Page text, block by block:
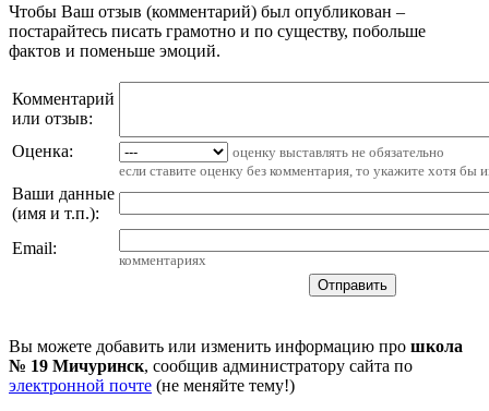
Чтобы Ваш отзыв (комментарий) был опубликован –
постарайтесь писать грамотно и по существу, побольше
фактов и поменьше эмоций.
Комментарий
или отзыв:
Оценка:
оценку выставлять не обязательно
если ставите оценку без комментария, то укажите хотя бы
Ваши данные
(имя и т.п.):
Email:
комментариях
Вы можете добавить или изменить информацию про школа
№ 19 Мичуринск, сообщив администратору сайта по
электронной почте (не меняйте тему!)